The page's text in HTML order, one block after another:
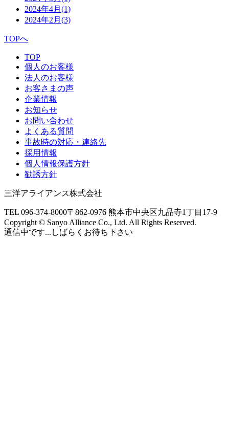
2024年4月 (1)
2024年2月 (3)
TOPへ
TOP
個人のお客様
法人のお客様
お客さまの声
企業情報
お知らせ
お問い合わせ
よくある質問
事故時の対応・連絡先
採用情報
個人情報保護方針
勧誘方針
三洋アライアンス株式会社
TEL 096-374-8000〒862-0976 熊本市中央区九品寺1丁目17-9
Copyright © Sanyo Alliance Co., Ltd. All Rights Reserved.
通信中です...しばらくお待ち下さい